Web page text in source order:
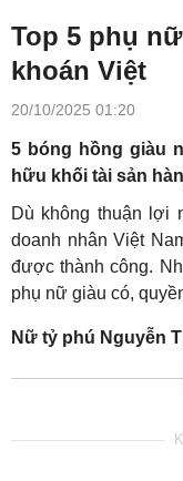
Top 5 phụ
khoán Việt
20/10/2025 01:20
5 bóng hồng giàu
hữu khối tài sản
Dù không thuận lợi
doanh nhân Việt
được thành công.
phụ nữ giàu có,
Nữ tỷ phú Nguyễn